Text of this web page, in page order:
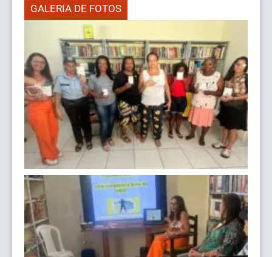
GALERIA DE FOTOS